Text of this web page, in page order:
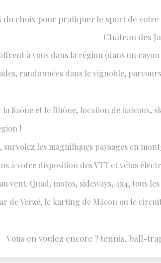
du choix pour pratiquer le sport de
Château des
à vous dans la région (dans un rayon
randonnées dans le vignoble,
Saône et le Rhône, location de
!
survolez les magnifiques paysages en
à votre disposition des VTT et vélos
vent. Quad, motos, sideways, 4x4, tous
de Verzé, le karting de Mâcon ou le
Vous en voulez encore ? tennis, ball-